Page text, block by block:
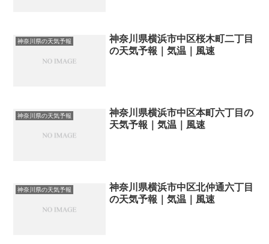
神奈川県の天気予報
神奈川県横浜市中区桜木町二丁目
の天気予報｜気温｜風速
神奈川県の天気予報
神奈川県横浜市中区本町六丁目の
天気予報｜気温｜風速
神奈川県の天気予報
神奈川県横浜市中区北仲通六丁目
の天気予報｜気温｜風速